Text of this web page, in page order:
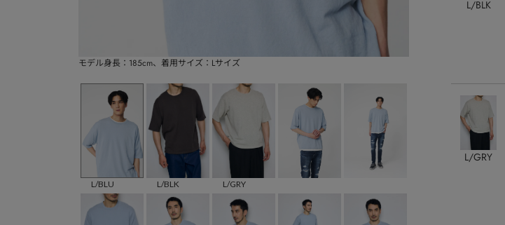
モデル身長：185cm、着用サイズ：Lサイズ
L/BLU L/BLK L/GRY
L/BLK
L/GRY